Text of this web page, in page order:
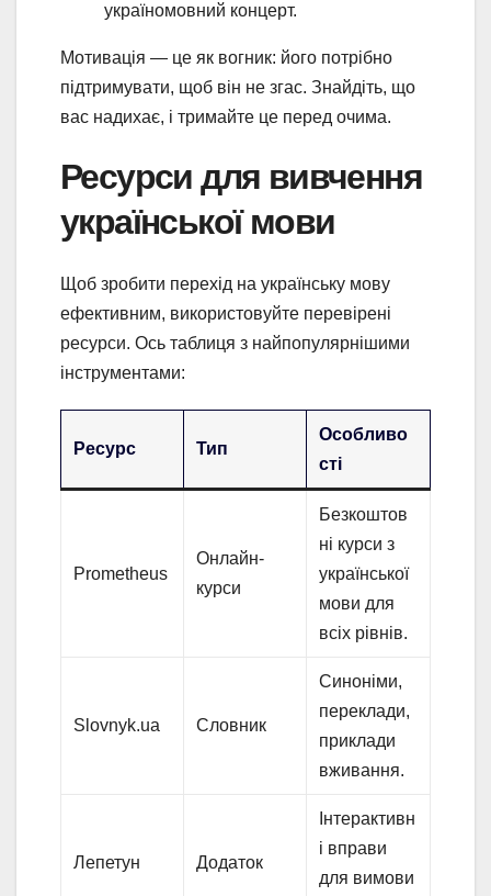
україномовний концерт.
Мотивація — це як вогник: його потрібно
підтримувати, щоб він не згас. Знайдіть, що
вас надихає, і тримайте це перед очима.
Ресурси для вивчення
української мови
Щоб зробити перехід на українську мову
ефективним, використовуйте перевірені
ресурси. Ось таблиця з найпопулярнішими
інструментами:
Ресурс Тип
Особливо
сті
Prometheus
Онлайн-
курси
Безкоштов
ні курси з
української
мови для
всіх рівнів.
Slovnyk.ua Словник
Синоніми,
переклади,
приклади
вживання.
Лепетун Додаток
Інтерактивн
і вправи
для вимови